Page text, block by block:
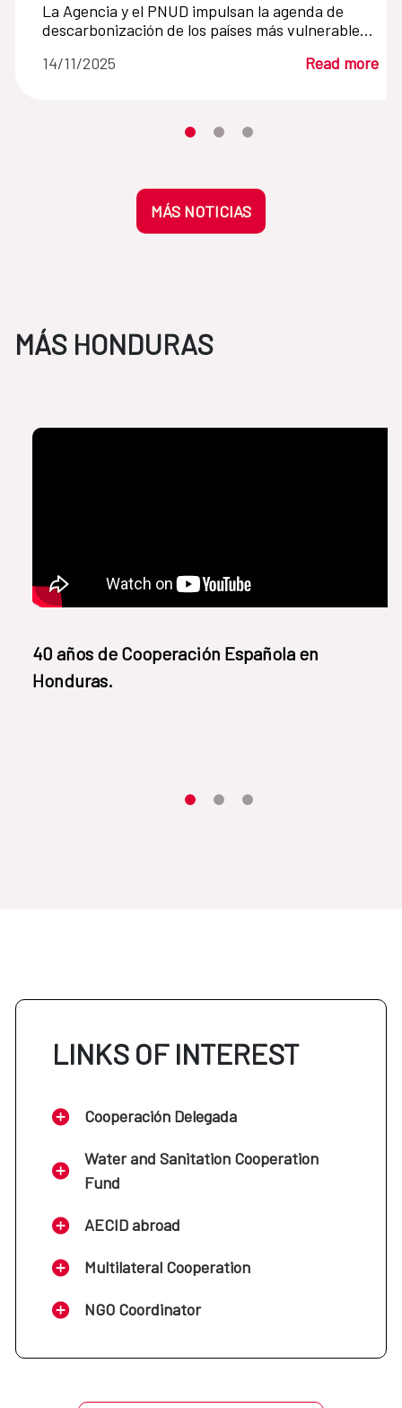
La Agencia y el PNUD impulsan la agenda de
descarbonización de los países más vulnerables
14/11/2025 Read more
Moves the carousel to its element
Moves the carousel to its
Moves the carousel to its
MÁS NOTICIAS
MÁS HONDURAS
​40 años de Cooperación Española en
Honduras.
Item 1Item2Item3
LINKS OF INTEREST
Cooperación Delegada
Water and Sanitation Cooperation
Fund
AECID abroad
Multilateral Cooperation
NGO Coordinator